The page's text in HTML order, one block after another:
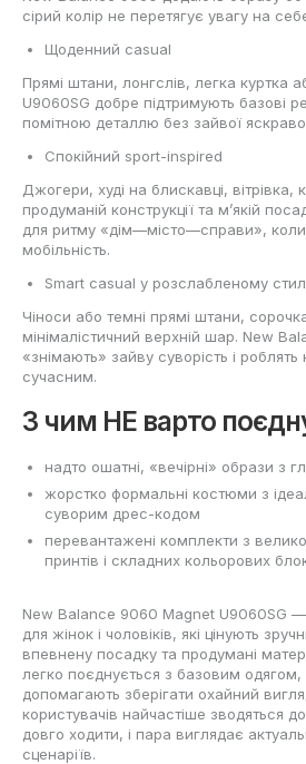
сірий колір не перетягує увагу на
Щоденний casual
Прямі штани, лонгслів, легка куртка
U9060SG добре підтримують базові
помітною деталлю без зайвої
Спокійний sport-inspired
Джогери, худі на блискавці, вітрівка,
продуманій конструкції та м’якій
для ритму «дім—місто—справи»,
мобільність.
Smart casual у розслабленому
Чіноси або темні прямі штани,
мінімалістичний верхній шар. New
«знімають» зайву суворість і
сучасним.
З чим НЕ варто
надто ошатні, «вечірні» образи з
жорстко формальні костюми з
суворим дрес-кодом
перевантажені комплекти з
принтів і складних кольорових
New Balance 9060 Magnet U9060SG —
для жінок і чоловіків, які цінують
впевнену посадку та продумані
легко поєднується з базовим
допомагають зберігати охайний
користувачів найчастіше зводяться
довго ходити, і пара виглядає
сценаріїв.